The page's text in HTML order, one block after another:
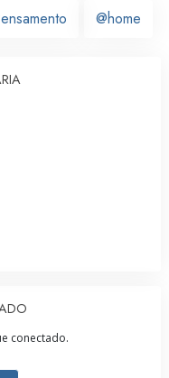
@home
conectado.